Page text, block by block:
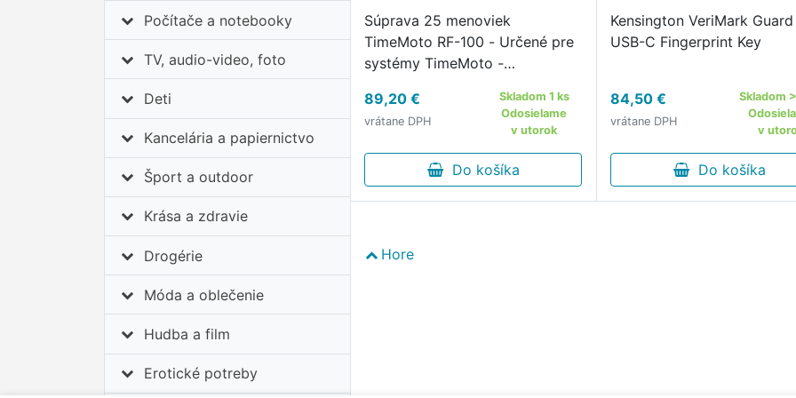
Počítače a notebooky
TV, audio-video, foto
Deti
Kancelária a papiernictvo
Šport a outdoor
Krása a zdravie
Drogérie
Móda a oblečenie
Hudba a film
Erotické potreby
Súprava 25 menoviek
TimeMoto RF-100 - Určené pre
systémy TimeMoto -
kHz
89,20 €
vrátane DPH
Skladom 1 ks
Odosielame
v utorok
Do košíka
Kensington VeriMark Guard
USB-C Fingerprint Key
84,50 €
vrátane DPH
Skladom
v
Do košíka
Hore